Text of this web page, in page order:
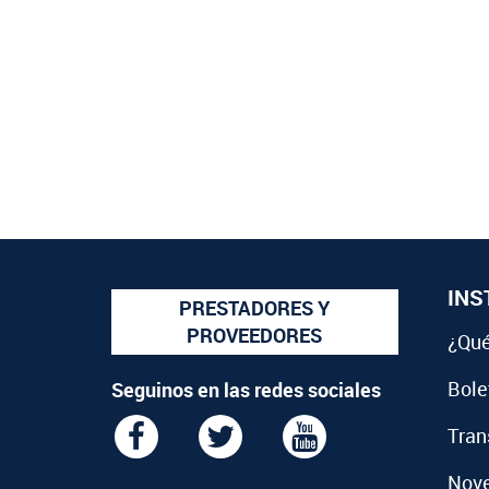
PRESTADORES Y
PROVEEDORES
Seguinos en las redes sociales